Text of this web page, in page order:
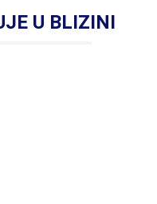
U BLIZINI